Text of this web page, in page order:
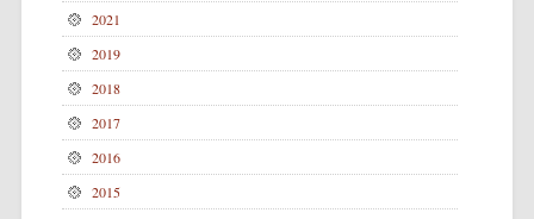
2021
2019
2018
2017
2016
2015